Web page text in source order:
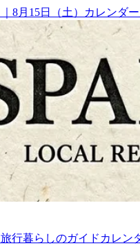
8月15日（土） カレンダ
旅行暮らしのガイド カレン